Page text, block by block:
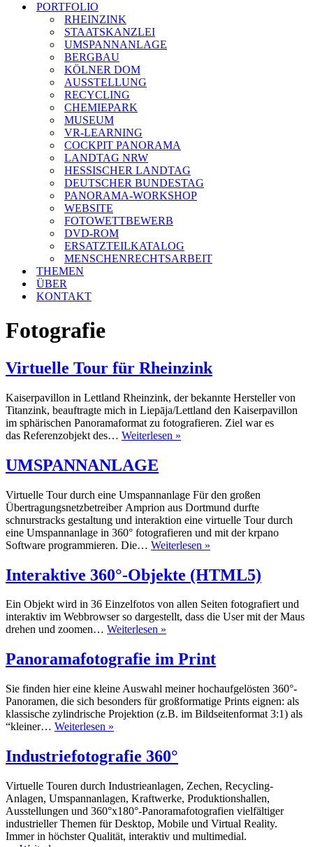
PORTFOLIO
RHEINZINK
STAATSKANZLEI
UMSPANNANLAGE
BERGBAU
KÖLNER DOM
AUSSTELLUNG
RECYCLING
CHEMIEPARK
MUSEUM
VR-LEARNING
COCKPIT PANORAMA
LANDTAG NRW
HESSISCHER LANDTAG
DEUTSCHER BUNDESTAG
PANORAMA-WORKSHOP
WEBSITE
FOTOWETTBEWERB
DVD-ROM
ERSATZTEILKATALOG
MENSCHENRECHTSARBEIT
THEMEN
ÜBER
KONTAKT
Fotografie
Virtuelle Tour für Rheinzink
Kaiserpavillon in Lettland Rheinzink, der bekannte Hersteller von
Titanzink, beauftragte mich in Liepāja/Lettland den Kaiserpavillon
im sphärischen Panoramaformat zu fotografieren. Ziel war es
das Referenzobjekt des… Weiterlesen »
UMSPANNANLAGE
Virtuelle Tour durch eine Umspannanlage Für den großen
Übertragungsnetzbetreiber Amprion aus Dortmund durfte
schnurstracks gestaltung und interaktion eine virtuelle Tour durch
eine Umspannanlage in 360° fotografieren und mit der krpano
Software programmieren. Die… Weiterlesen »
Interaktive 360°-Objekte (HTML5)
Ein Objekt wird in 36 Einzelfotos von allen Seiten fotografiert und
interaktiv im Webbrowser so dargestellt, dass die User mit der Maus
drehen und zoomen… Weiterlesen »
Objekte
(HTML5)
Panoramafotografie im Print
Sie finden hier eine kleine Auswahl meiner hochaufgelösten 360°-
Panoramen, die sich besonders für großformatige Prints eignen: als
klassische zylindrische Projektion (z.B. im Bildseitenformat 3:1) als
“kleiner… Weiterlesen »
Print
Industriefotografie 360°
Virtuelle Touren durch Industrieanlagen, Zechen, Recycling-
Anlagen, Umspannanlagen, Kraftwerke, Produktionshallen,
Ausstellungen und 360°x180°-Panoramafotografien vielfältiger
industrieller Themen für Desktop, Mobile und Virtual Reality.
Immer in höchster Qualität, interaktiv und multimedial.